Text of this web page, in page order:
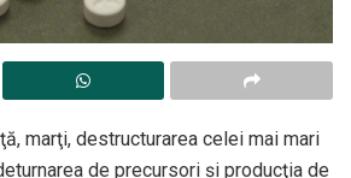
marţi, destructurarea celei mai mari
de precursori şi producţia de